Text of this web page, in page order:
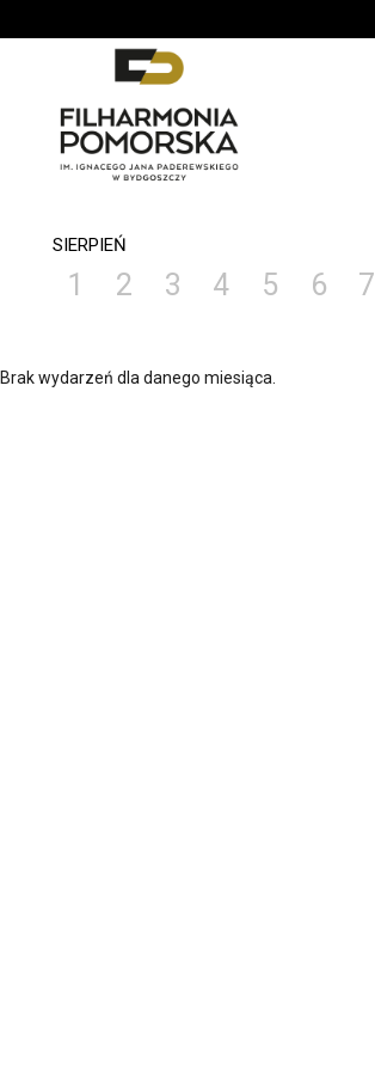
SIERPIEŃ
1 2 3 4 5 6 7
Brak wydarzeń dla danego miesiąca.